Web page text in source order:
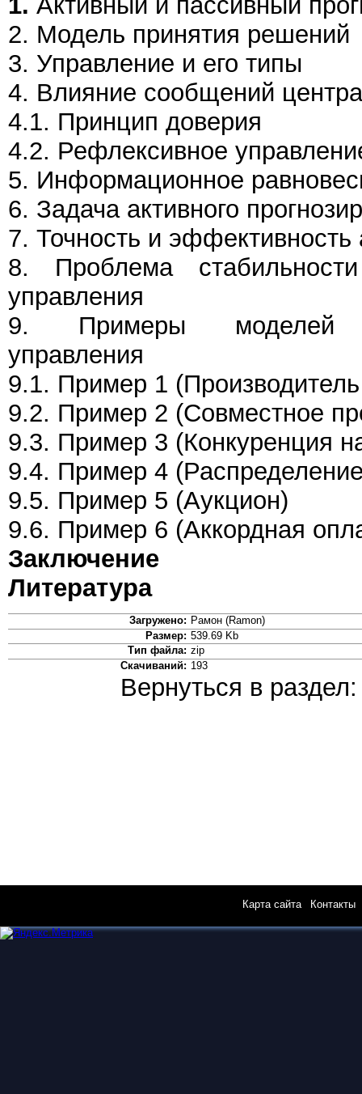
2. Модель принятия решений
3. Управление и его типы
4. Влияние сообщений
4.1. Принцип доверия
4.2. Рефлексивное
5. Информационное
6. Задача активного
7. Точность и эффективность
8. Проблема
управления
9. Примеры моделей
управления
9.1. Пример 1
9.2. Пример 2 (Совместное
9.3. Пример 3 (Конкуренция
9.4. Пример 4
9.5. Пример 5 (Аукцион)
9.6. Пример 6 (Аккордная
Заключение
Литература
Загружено: Рамон (Ramon)
Размер: 539.69 Kb
Тип файла: zip
Скачиваний: 193
Вернуться в
Карта сайта| Контакты